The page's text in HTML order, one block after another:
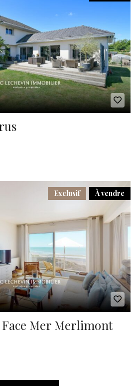
À vendre
Exclusif
Mer Merlimont